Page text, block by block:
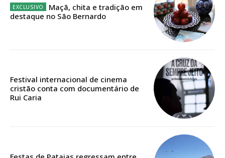
12 meses
Acesso aos conteúdos Exclusivos para
assinantes
Maçã, chita e tradição em
destaque no São Bernardo
Festival internacional de cinema
cristão conta com documentário de
Rui Caria